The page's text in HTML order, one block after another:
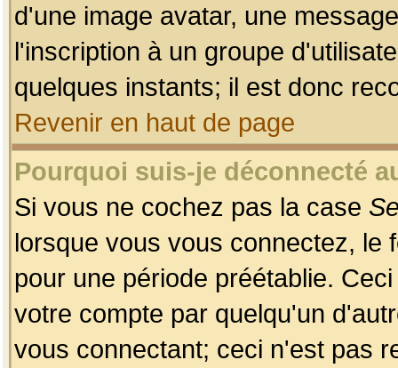
d'une image avatar, une
l'inscription à un groupe
quelques instants; il est donc
Revenir en haut de page
Pourquoi suis-je déconnecté
Si vous ne cochez pas la case
lorsque vous vous connectez, le
pour une période préétablie.
votre compte par quelqu'un
vous connectant; ceci n'est pas